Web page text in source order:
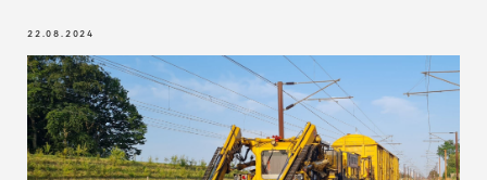
22.08.2024